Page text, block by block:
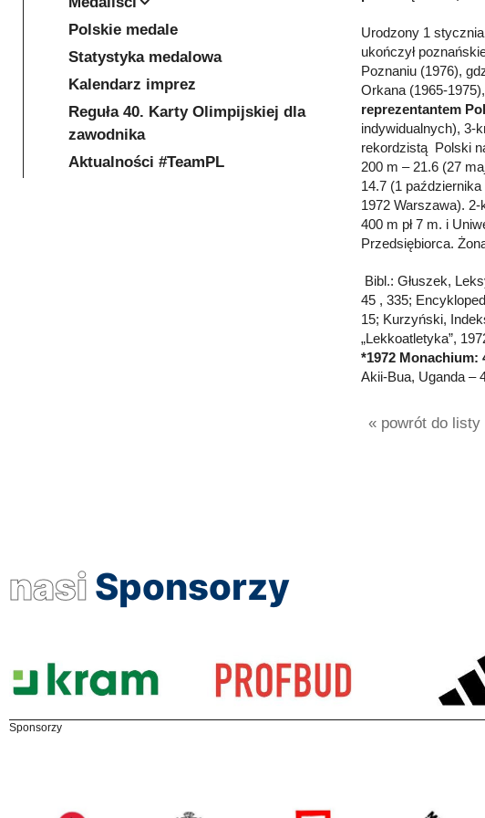
Urodzony 1
ukończył
Poznaniu (1976),
Orkana (1965-
reprezentantem
indywidualnych), 3-
rekordzistą Polski
200 m – 21.6 (27
14.7 (1
1972 Warszawa).
400 m pł 7 m. i
Przedsiębiorca.
Bibl.: Głuszek,
45 , 335;
15; Kurzyński,
„Lekkoatletyka”,
*1972 Monachium:
Akii-Bua, Uganda –
« powrót do listy
Polskie medale
Statystyka medalowa
Kalendarz imprez
Reguła 40. Karty Olimpijskiej dla
zawodnika
Aktualności #TeamPL
nasi Sponsorzy
Sponsorzy